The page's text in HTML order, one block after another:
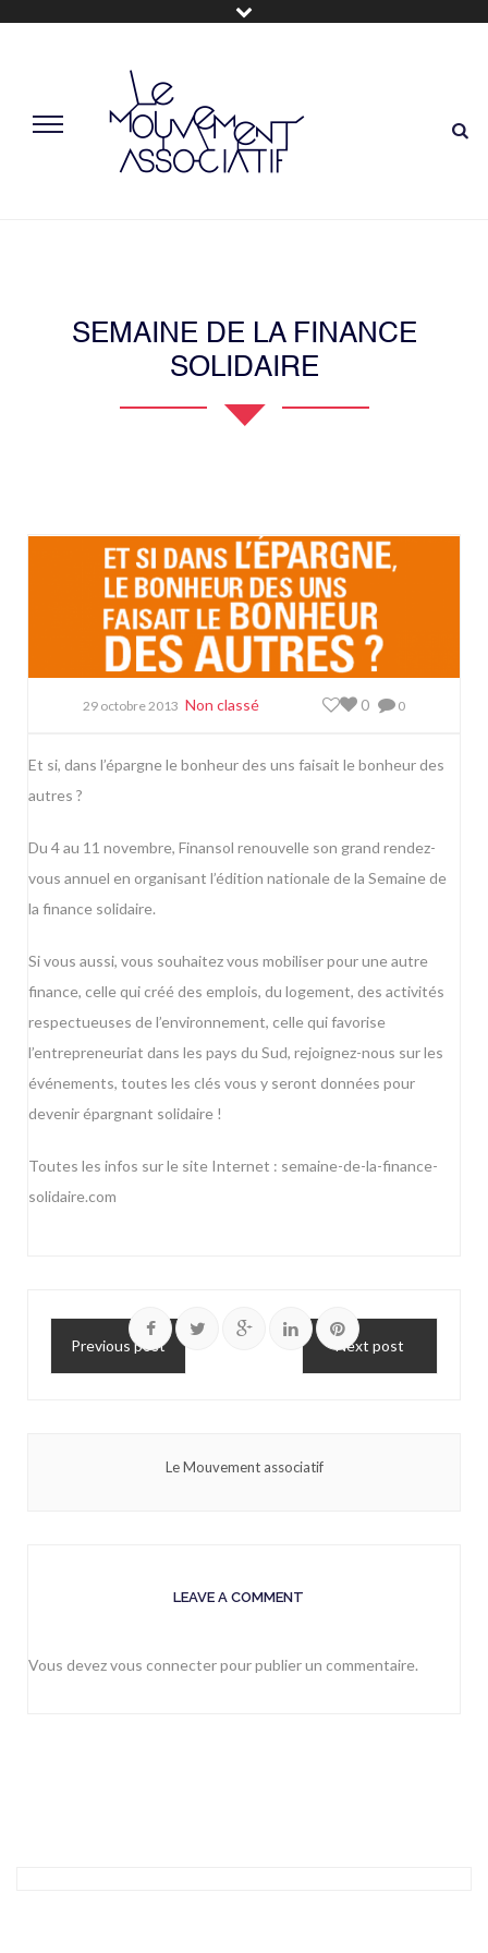
SEMAINE DE LA FINANCE
SOLIDAIRE
29 octobre 2013 Non classé 0
0
Et si, dans l’épargne le bonheur des uns faisait le bonheur des
autres ?
Du 4 au 11 novembre, Finansol renouvelle son grand rendez-
vous annuel en organisant l’édition nationale de la Semaine de
la finance solidaire.
Si vous aussi, vous souhaitez vous mobiliser pour une autre
finance, celle qui créé des emplois, du logement, des activités
respectueuses de l’environnement, celle qui favorise
l’entrepreneuriat dans les pays du Sud, rejoignez-nous sur les
événements, toutes les clés vous y seront données pour
devenir épargnant solidaire !
Toutes les infos sur le site Internet : semaine-de-la-finance-
solidaire.com
Previous post Next post
Le Mouvement associatif
LEAVE A COMMENT
Vous devezvous connecterpour publier un commentaire.